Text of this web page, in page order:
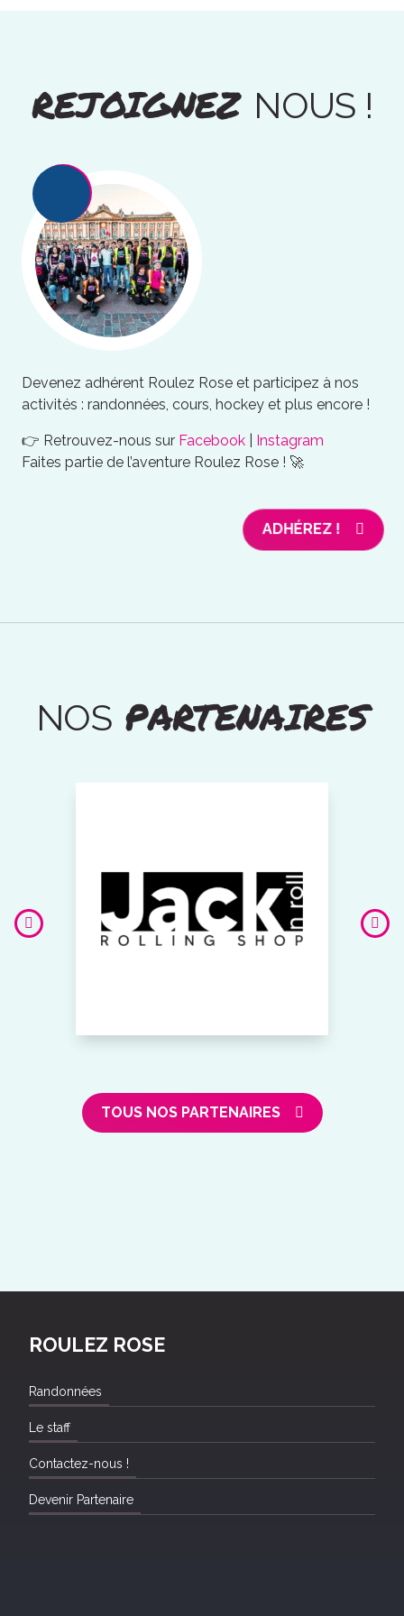
REJOIGNEZ NOUS !
Devenez adhérent Roulez Rose et participez à nos
activités : randonnées, cours, hockey et plus encore !
👉 Retrouvez-nous sur Facebook
Instagram
Faites partie de l’aventure Roulez Rose ! 🚀
ADHÉREZ !
NOSPARTENAIRES
TOUS NOS PARTENAIRES
ROULEZ ROSE
Randonnées
Le staff
Contactez-nous !
Devenir Partenaire